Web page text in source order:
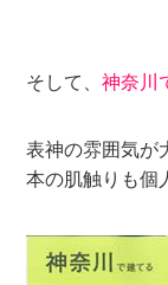
そして、 神奈川
表神の雰囲気が
本の肌触りも個